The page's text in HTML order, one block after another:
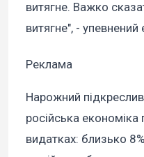
витягне. Важко
витягне", - упевнений
Реклама
Нарожний
російська
видатках: близько